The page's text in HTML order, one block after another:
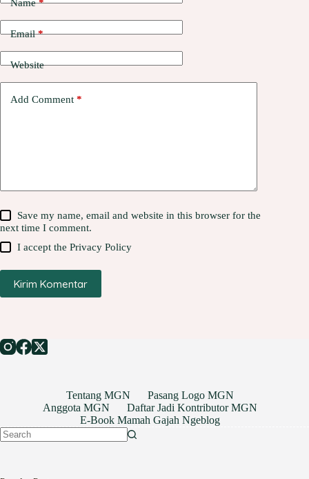
Name*
Email*
Website
Add Comment *
Save my name, email and website in this browser for the
next time I comment.
I accept thePrivacy Policy
Kirim Komentar
Tentang MGN
Pasang Logo MGN
Anggota MGN
Daftar Jadi Kontributor MGN
E-Book Mamah Gajah Ngeblog